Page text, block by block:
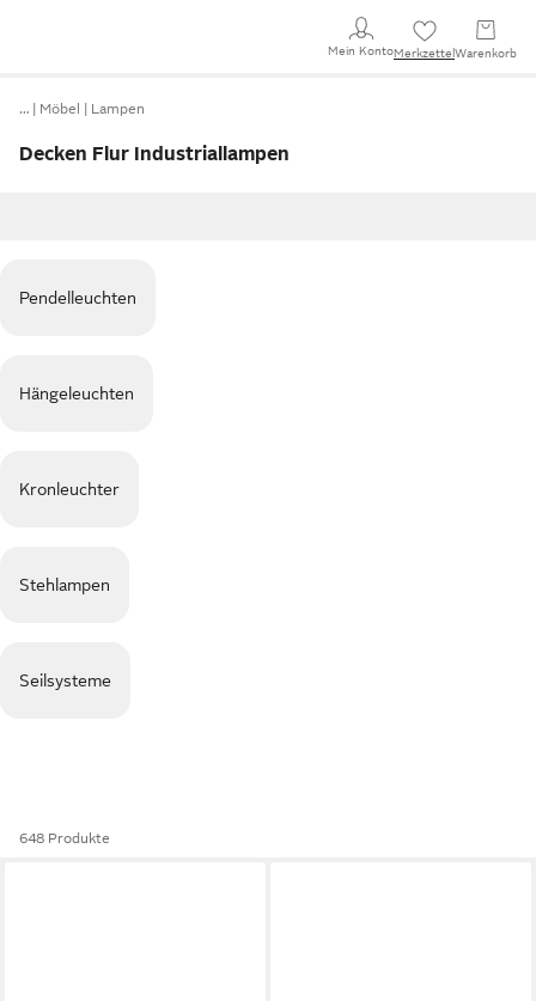
Mein KontoMerkzettel Warenkorb
… Möbel Lampen
Decken Flur Industriallampen
Pendelleuchten
Hängeleuchten
Kronleuchter
Stehlampen
Seilsysteme
648 Produkte